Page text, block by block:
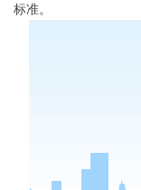
标准。